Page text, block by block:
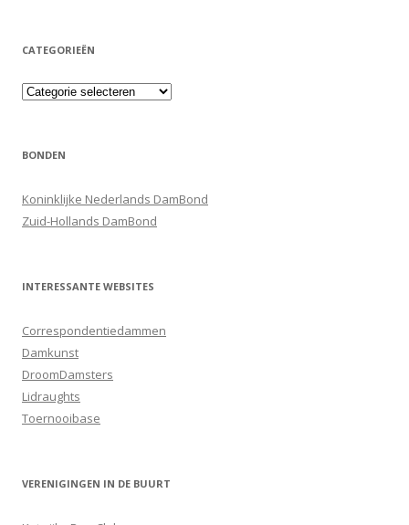
CATEGORIEËN
Categorieën
BONDEN
Koninklijke Nederlands DamBond
Zuid-Hollands DamBond
INTERESSANTE WEBSITES
Correspondentiedammen
Damkunst
DroomDamsters
Lidraughts
Toernooibase
VERENIGINGEN IN DE BUURT